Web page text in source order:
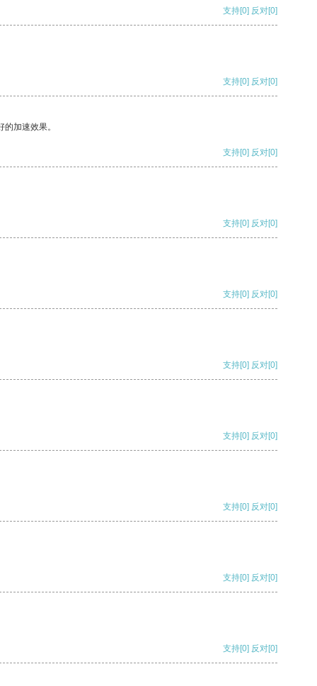
支持[0] 反对[0]
支持[0] 反对[0]
加速效果。
支持[0] 反对[0]
支持[0] 反对[0]
支持[0] 反对[0]
支持[0] 反对[0]
支持[0] 反对[0]
支持[0] 反对[0]
支持[0] 反对[0]
支持[0] 反对[0]